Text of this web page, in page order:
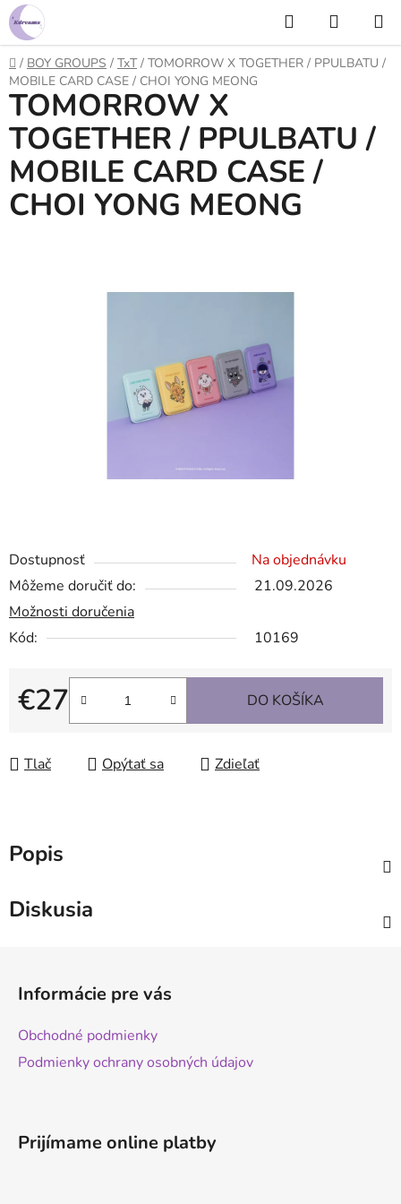
Prejsť
na
obsah
Hľadať
KOŠÍK
Domov
/ BOY GROUPS / TxT / TOMORROW X TOGETHER / PPULBATU /
MOBILE CARD CASE / CHOI YONG MEONG
Dostupnosť
Na objednávku
Môžeme doručiť do:
21.09.2026
Možnosti doručenia
Kód:
10169
€27
Jednotková cena:
DO KOŠÍKA
Tlač Opýtať sa Zdieľať
TOMORROW X
TOGETHER / PPULBATU /
MOBILE CARD CASE /
CHOI YONG MEONG
Popis
Diskusia
Informácie pre vás
Obchodné podmienky
Podmienky ochrany osobných údajov
Prijímame online platby